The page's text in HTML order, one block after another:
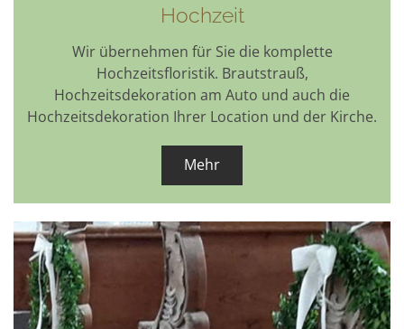
Hochzeit
Wir übernehmen für Sie die komplette
Hochzeitsfloristik. Brautstrauß,
Hochzeitsdekoration am Auto und auch die
Hochzeitsdekoration Ihrer Location und der Kirche.
Mehr